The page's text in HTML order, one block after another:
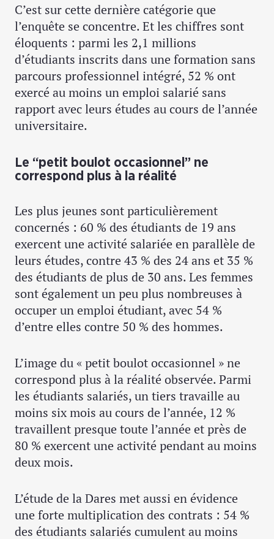
C’est sur cette dernière catégorie que
l’enquête se concentre. Et les chiffres sont
éloquents : parmi les 2,1 millions
d’étudiants inscrits dans une formation sans
parcours professionnel intégré, 52 % ont
exercé au moins un emploi salarié sans
rapport avec leurs études au cours de l’année
universitaire.
Le “petit boulot occasionnel” ne
correspond plus à la réalité
Les plus jeunes sont particulièrement
concernés : 60 % des étudiants de 19 ans
exercent une activité salariée en parallèle de
leurs études, contre 43 % des 24 ans et 35 %
des étudiants de plus de 30 ans. Les femmes
sont également un peu plus nombreuses à
occuper un emploi étudiant, avec 54 %
d’entre elles contre 50 % des hommes.
L’image du « petit boulot occasionnel » ne
correspond plus à la réalité observée. Parmi
les étudiants salariés, un tiers travaille au
moins six mois au cours de l’année, 12 %
travaillent presque toute l’année et près de
80 % exercent une activité pendant au moins
deux mois.
L’étude de la Dares met aussi en évidence
une forte multiplication des contrats : 54 %
des étudiants salariés cumulent au moins